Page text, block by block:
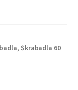
, Škrabadla 60